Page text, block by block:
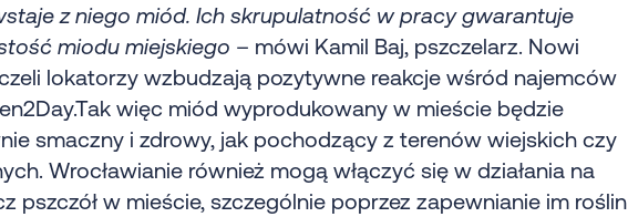
z niego miód. Ich skrupulatność w pracy gwarantuje
miodu miejskiego – mówi Kamil Baj, pszczelarz. Nowi
lokatorzy wzbudzają pozytywne reakcje wśród najemców
więc miód wyprodukowany w mieście będzie
smaczny i zdrowy, jak pochodzący z terenów wiejskich czy
Wrocławianie również mogą włączyć się w działania na
pszczół w mieście, szczególnie poprzez zapewnianie im roślin